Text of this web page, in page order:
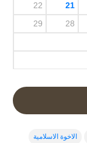
21
22
28
29
الاخوة الاسلامية